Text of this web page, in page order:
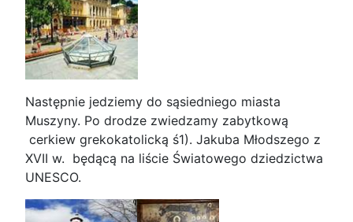
Następnie jedziemy do sąsiedniego miasta
Muszyny. Po drodze zwiedzamy zabytkową
cerkiew grekokatolicką ś1). Jakuba Młodszego z
XVII w. będącą na liście Światowego dziedzictwa
UNESCO.